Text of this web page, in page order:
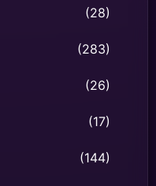
(28)
(283)
(26)
(17)
(144)